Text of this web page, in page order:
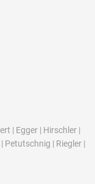
| Egger | Hirschler |
| Petutschnig | Riegler |